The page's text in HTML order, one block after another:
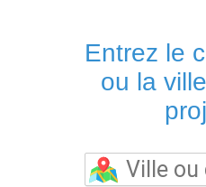
Entrez le
ou la